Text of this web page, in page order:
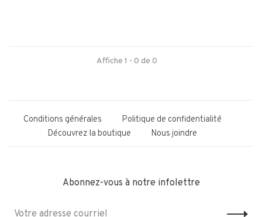
Affiche 1 - 0 de 0
Conditions générales
Politique de confidentialité
Découvrez la boutique
Nous joindre
Abonnez-vous à notre infolettre